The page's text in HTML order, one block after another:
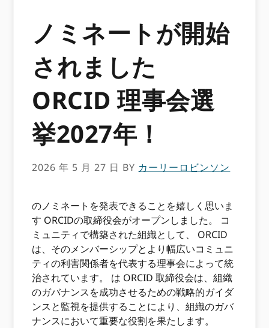
ノミネートが開始
されました
ORCID 理事会選
挙2027年！
2026 年 5 月 27 日 BY カーリーロビンソン
のノミネートを発表できることを嬉しく思いま
す ORCIDの取締役会がオープンしました。 コ
ミュニティで構築された組織として、 ORCID
は、そのメンバーシップとより幅広いコミュニ
ティの利害関係者を代表する理事会によって統
治されています。 は ORCID 取締役会は、組織
のガバナンスを成功させるための戦略的ガイダ
ンスと監視を提供することにより、組織のガバ
ナンスにおいて重要な役割を果たします。